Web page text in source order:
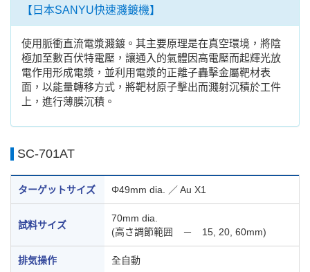
【日本SANYU快速濺鍍機】
使用脈衝直流電漿濺鍍。其主要原理是在真空環境，將陰
極加至數百伏特電壓，讓通入的氣體因高電壓而起輝光放
電作用形成電漿，並利用電漿的正離子轟擊金屬靶材表
面，以能量轉移方式，將靶材原子擊出而濺射沉積於工件
上，進行薄膜沉積。
SC-701AT
ターゲットサイズ Φ49mm dia. ／ Au X1
試料サイズ
70mm dia.
(高さ調節範囲 － 15, 20, 60mm)
排気操作 全自動